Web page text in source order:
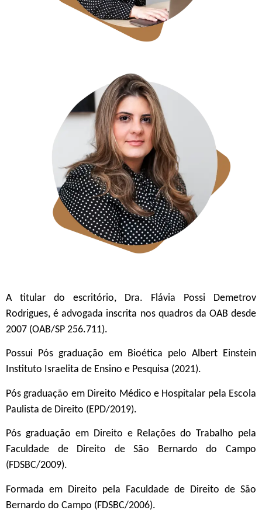
A titular do escritório, Dra. Flávia Possi Demetrov
Rodrigues, é advogada inscrita nos quadros da OAB desde
2007 (OAB/SP 256.711).
Possui Pós graduação em Bioética pelo Albert Einstein
Instituto Israelita de Ensino e Pesquisa (2021).
Pós graduação em Direito Médico e Hospitalar pela Escola
Paulista de Direito (EPD/2019).
Pós graduação em Direito e Relações do Trabalho pela
Faculdade de Direito de São Bernardo do Campo
(FDSBC/2009).
Formada em Direito pela Faculdade de Direito de São
Bernardo do Campo (FDSBC/2006).